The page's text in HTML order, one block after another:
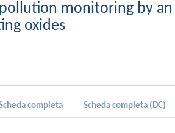
monitoring by an
oxides
completa Scheda completa (DC)